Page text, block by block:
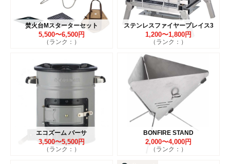
焚火台Mスターターセット
5,500〜6,500円
（ランク：）
ステンレスファイヤープレイス3
1,200〜1,800円
（ランク：）
エコズーム バーサ
3,500〜5,500円
（ランク：）
BONFIRE STAND
2,000〜4,000円
（ランク：）